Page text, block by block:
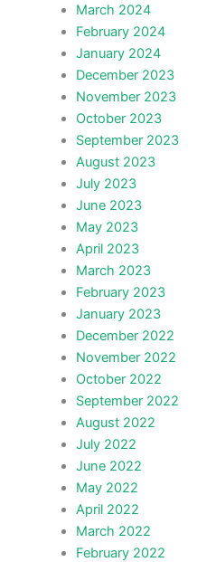
March 2024
February 2024
January 2024
December 2023
November 2023
October 2023
September 2023
August 2023
July 2023
June 2023
May 2023
April 2023
March 2023
February 2023
January 2023
December 2022
November 2022
October 2022
September 2022
August 2022
July 2022
June 2022
May 2022
April 2022
March 2022
February 2022